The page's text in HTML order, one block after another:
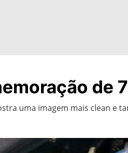
de
uma imagem mais clean e